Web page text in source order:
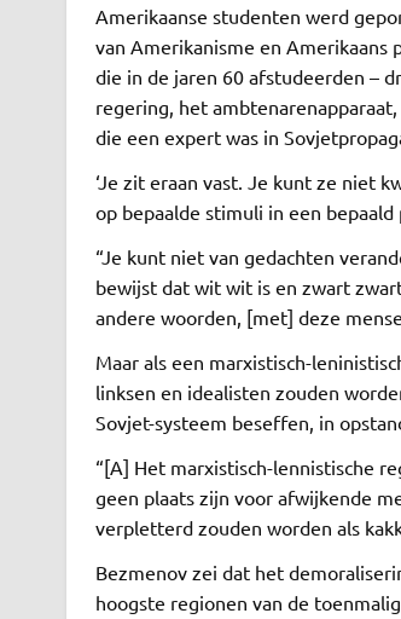
Amerikaanse studenten werd
van Amerikanisme en Amerikaans
die in de jaren 60 afstudeerden –
regering, het
die een expert was in
‘Je zit eraan vast. Je kunt ze niet
op bepaalde stimuli in een bepaald
“Je kunt niet van gedachten
bewijst dat wit wit is en zwart
andere woorden, [met] deze
Maar als een marxistisch-
linksen en idealisten zouden
Sovjet-systeem beseffen, in
“[A] Het marxistisch-lennistische
geen plaats zijn voor afwijkende
verpletterd zouden worden als
Bezmenov zei dat het
hoogste regionen van de